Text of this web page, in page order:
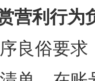
利行为
良俗要